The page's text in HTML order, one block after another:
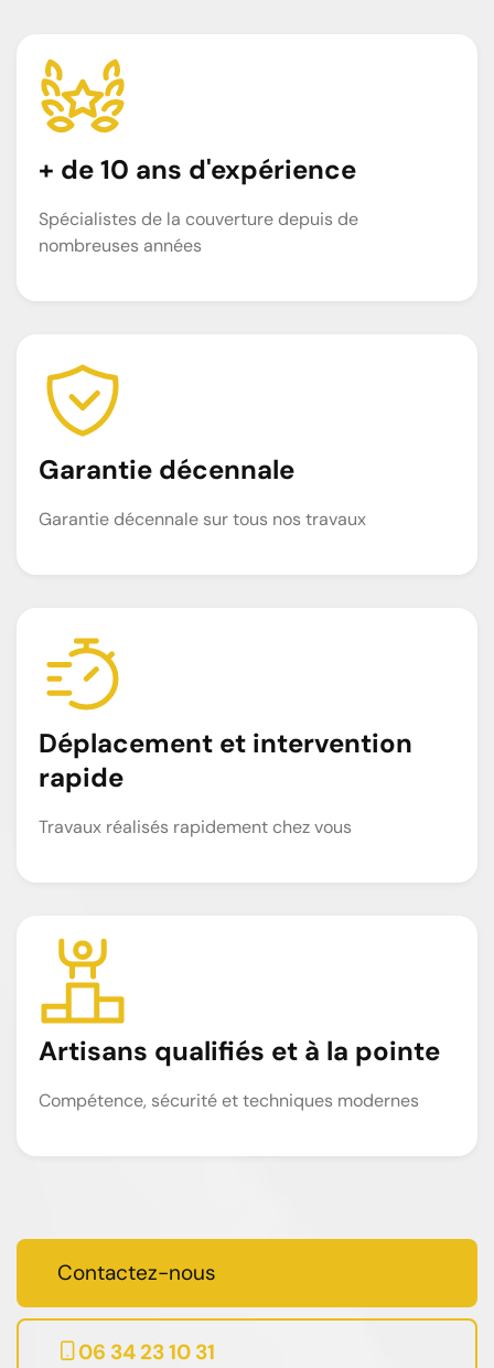
+ de 10 ans d'expérience
Spécialistes de la couverture depuis de
nombreuses années
Garantie décennale
Garantie décennale sur tous nos travaux
Déplacement et intervention
rapide
Travaux réalisés rapidement chez vous
Artisans qualifiés et à la pointe
Compétence, sécurité et techniques modernes
Contactez-nous
06 34 23 10 31